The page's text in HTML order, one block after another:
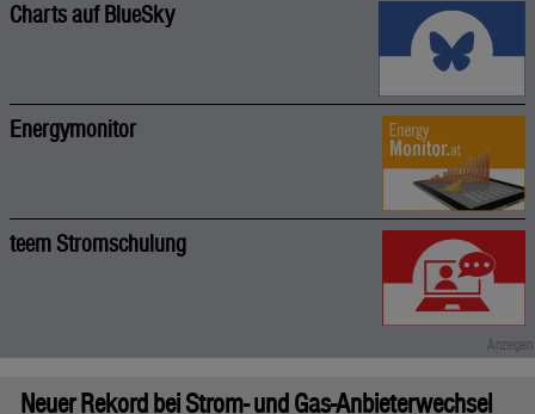
Charts auf BlueSky
Energymonitor
teem Stromschulung
Neuer Rekord bei Strom- und Gas-Anbieterwechsel